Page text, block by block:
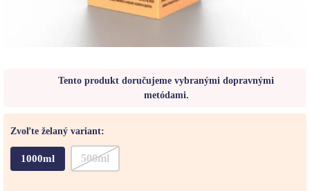
Tento produkt doručujeme vybranými dopravnými
metódami.
Zvoľte želaný variant:
1000ml 500ml